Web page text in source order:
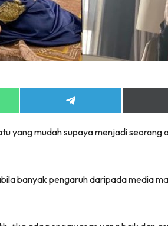
Share
on
yang mudah supaya menjadi seorang
banyak pengaruh daripada media